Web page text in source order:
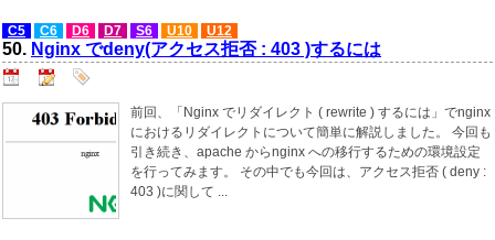
C5 C6 D6 D7 S6 U10 U12
50. Nginx でdeny(アクセス拒否 : 403 )するには
前回、「Nginx でリダイレクト ( rewrite ) するには」でnginx
におけるリダイレクトについて簡単に解説しました。 今回も
引き続き、apache からnginx への移行するための環境設定
を行ってみます。 その中でも今回は、アクセス拒否 ( deny :
403 )に関して ...